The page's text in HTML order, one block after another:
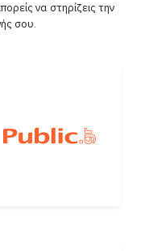
να στηρίζεις την
σου.